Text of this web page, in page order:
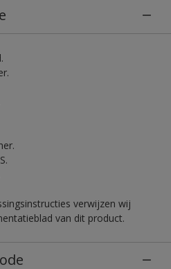
verwijzen wij
van dit product.